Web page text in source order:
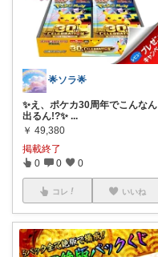
🌟ソラ🌟
✨え、ポケカ30周年でこんなん
出るん!?✨ ...
￥ 49,380
掲載終了
0 0 0
コレ いいね